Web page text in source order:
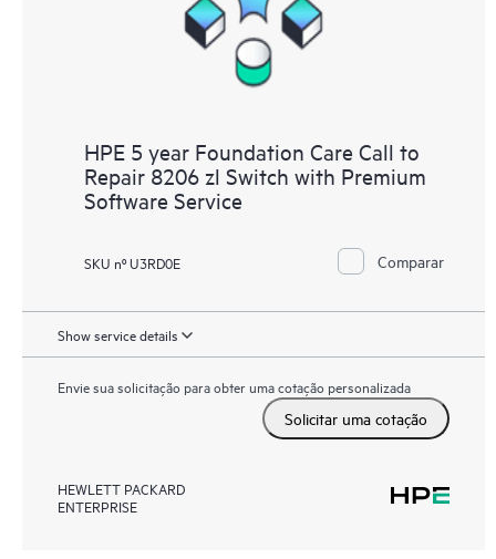
HPE 5 year Foundation Care Call to
Repair 8206 zl Switch with Premium
Software Service
SKU nº U3RD0E Comparar
Show service details
Envie sua solicitação para obter uma cotação personalizada
Solicitar uma cotação
HEWLETT PACKARD
ENTERPRISE